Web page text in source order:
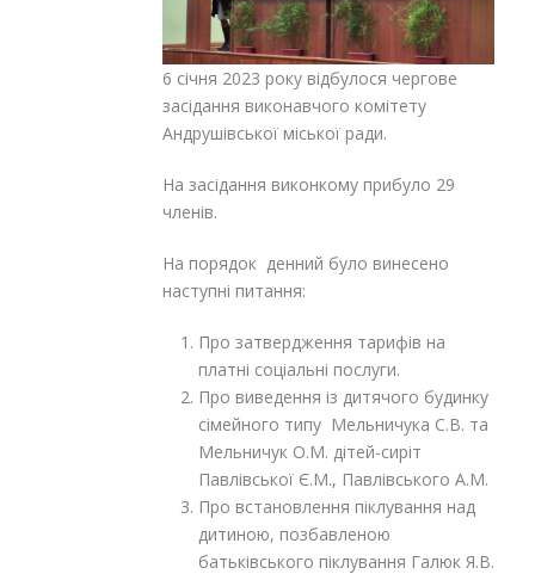
6 січня 2023 року відбулося чергове
засідання виконавчого комітету
Андрушівської міської ради.
На засідання виконкому прибуло 29
членів.
На порядок денний було винесено
наступні питання:
Про затвердження тарифів на
платні соціальні послуги.
Про виведення із дитячого будинку
сімейного типу Мельничука С.В. та
Мельничук О.М. дітей-сиріт
Павлівської Є.М., Павлівського А.М.
Про встановлення піклування над
дитиною, позбавленою
батьківського піклування Галюк Я.В.